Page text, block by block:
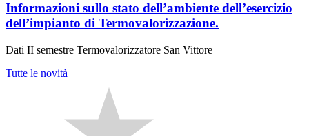
Informazioni sullo stato dell’ambiente dell’esercizio
dell’impianto di Termovalorizzazione.
Dati II semestre Termovalorizzatore San Vittore
Tutte le novità